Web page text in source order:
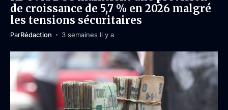
de croissance de 5,7 % en 2026 malgré
les tensions sécuritaires
ParRédaction 3 semaines Il y a